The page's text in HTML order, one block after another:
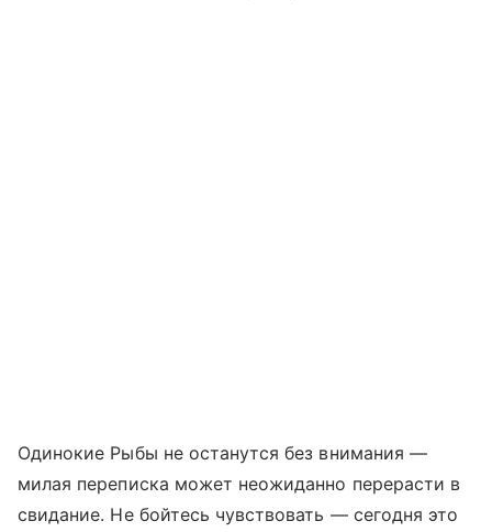
Одинокие Рыбы не останутся без внимания —
милая переписка может неожиданно перерасти в
свидание. Не бойтесь чувствовать — сегодня это